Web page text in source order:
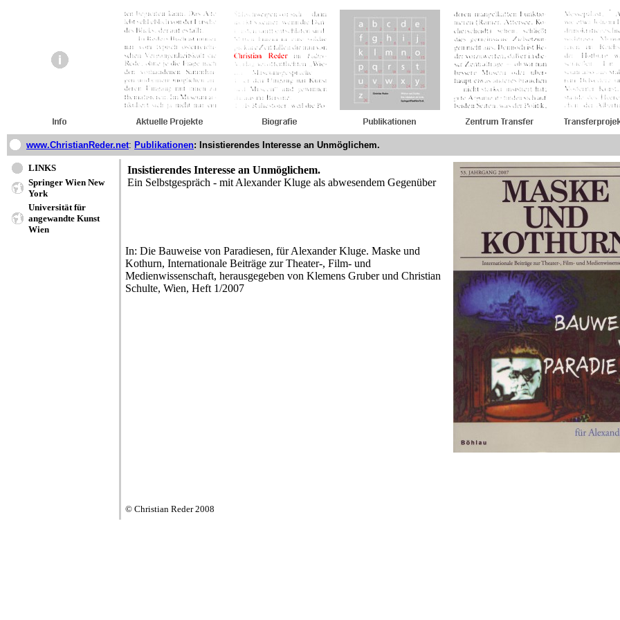
www.ChristianReder.net: Publikationen: Insistierendes Interesse an Unmöglichem.
LINKS
Springer Wien New
York
Universität für
angewandte Kunst
Wien
Insistierendes Interesse an Unmöglichem.
Ein Selbstgespräch - mit Alexander Kluge als abwesendem Gegenüber
In: Die Bauweise von Paradiesen, für Alexander Kluge. Maske und
Kothurn, Internationale Beiträge zur Theater-, Film- und
Medienwissenschaft, herausgegeben von Klemens Gruber und Christian
Schulte, Wien, Heft 1/2007
© Christian Reder 2008